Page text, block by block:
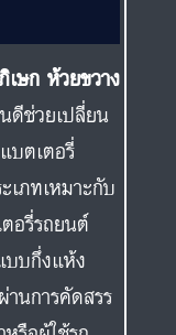
ษก ห้วยขวาง
ดีช่วยเปลี่ยน
ตเตอรี่
ภทเหมาะกับ
อรี่รถยนต์
บบกึ่งแห้ง
นการคัดสรร